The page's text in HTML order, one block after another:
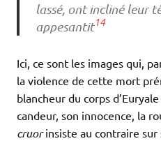
lassé, ont incliné leur
appesantit14
Ici, ce sont les images qui,
la violence de cette mort
blancheur du corps
candeur, son innocence, la
cruorinsiste au contraire sur